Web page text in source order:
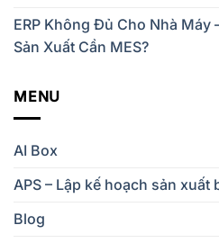
ERP Không Đủ Cho Nhà Máy
Sản Xuất Cần MES?
MENU
AI Box
APS – Lập kế hoạch sản xuất
Blog